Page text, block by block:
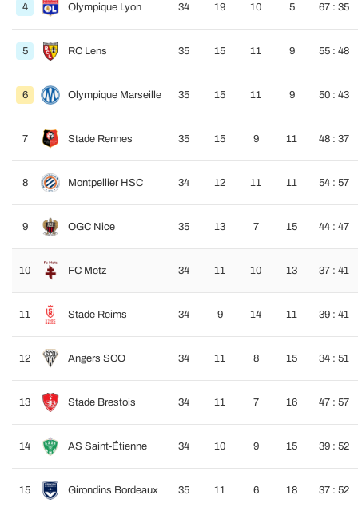
4 Olympique Lyon 34 19 10 5 67 : 35
5 RC Lens 35 15 11 9 55 : 48
6 Olympique Marseille 35 15 11 9 50 : 43
7 Stade Rennes 35 15 9 11 48 : 37
8 Montpellier HSC 34 12 11 11 54 : 57
9 OGC Nice 35 13 7 15 44 : 47
10 FC Metz 34 11 10 13 37 : 41
11 Stade Reims 34 9 14 11 39 : 41
12 Angers SCO 34 11 8 15 34 : 51
13 Stade Brestois 34 11 7 16 47 : 57
14 AS Saint-Étienne 34 10 9 15 39 : 52
15 Girondins Bordeaux 35 11 6 18 37 : 52